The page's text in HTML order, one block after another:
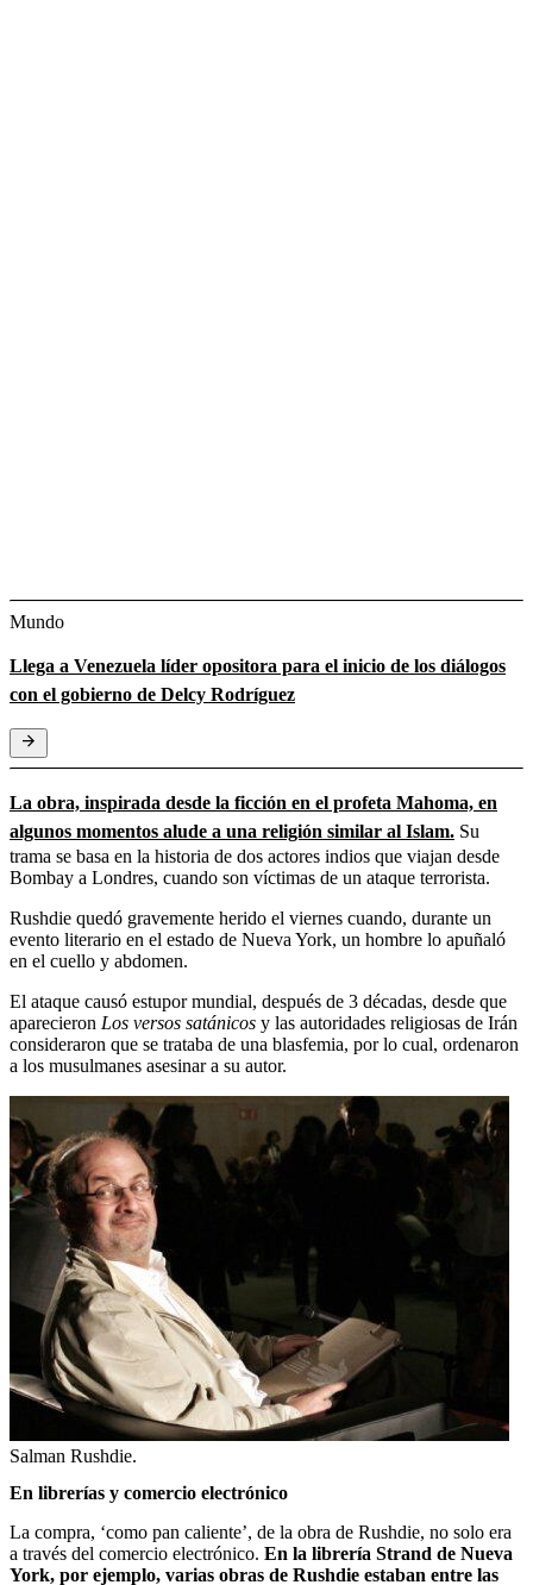
Mundo
Llega a Venezuela líder opositora para el inicio de los diálogos
con el gobierno de Delcy Rodríguez
La obra, inspirada desde la ficción en el profeta Mahoma, en
algunos momentos alude a una religión similar al Islam. Su
trama se basa en la historia de dos actores indios que viajan desde
Bombay a Londres, cuando son víctimas de un ataque terrorista.
Rushdie quedó gravemente herido el viernes cuando, durante un
evento literario en el estado de Nueva York, un hombre lo apuñaló
en el cuello y abdomen.
El ataque causó estupor mundial, después de 3 décadas, desde que
aparecieron Los versos satánicos y las autoridades religiosas de Irán
consideraron que se trataba de una blasfemia, por lo cual, ordenaron
a los musulmanes asesinar a su autor.
Salman Rushdie.
En librerías y comercio electrónico
La compra, ‘como pan caliente’, de la obra de Rushdie, no solo era
a través del comercio electrónico. En la librería Strand de Nueva
York, por ejemplo, varias obras de Rushdie estaban entre las